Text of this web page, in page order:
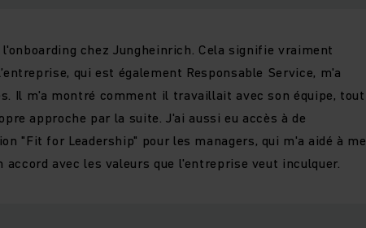
chez Jungheinrich. Cela signifie vraiment
qui est également Responsable Service, m'a
Il m'a montré comment il travaillait avec son équipe, tout
approche par la suite. J'ai aussi eu accès à de
"Fit for Leadership" pour les managers, qui m'a aidé à me
avec les valeurs que l'entreprise veut inculquer.